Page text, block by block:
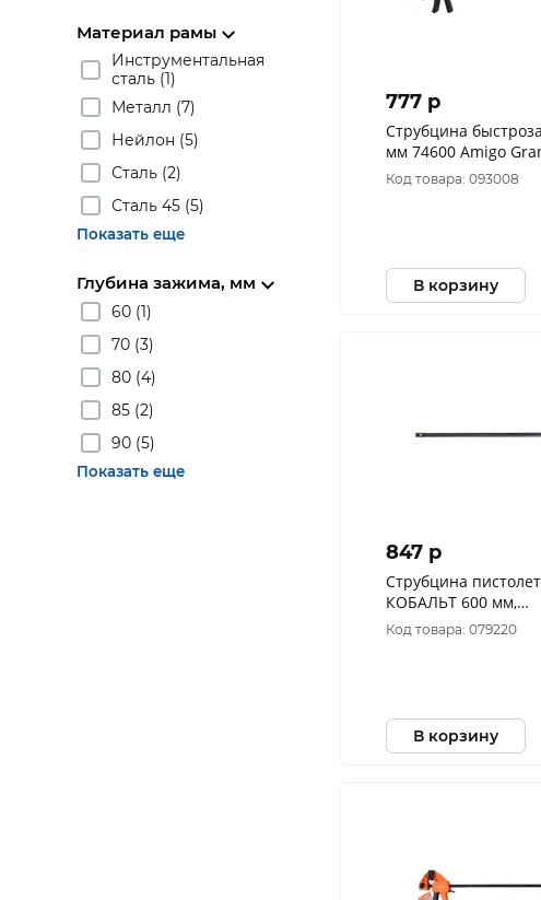
Материал рамы
Инструментальная
сталь (1)
Металл (7)
Нейлон (5)
Сталь (2)
Сталь 45 (5)
Показать еще
Глубина зажима, мм
60 (1)
70 (3)
80 (4)
85 (2)
90 (5)
Показать еще
777 p
Струбцина
мм 74600 Amigo
Код товара: 093008
В корзину
847 p
Струбцина
КОБАЛЬТ 600 мм,
быстрозажимная
Код товара: 079220
В корзину